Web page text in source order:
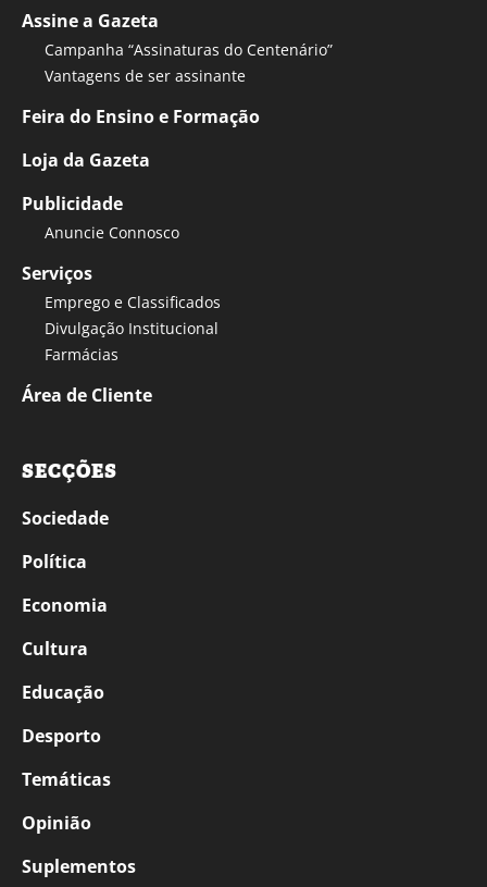
Assine a Gazeta
Campanha “Assinaturas do Centenário”
Vantagens de ser assinante
Feira do Ensino e Formação
Loja da Gazeta
Publicidade
Anuncie Connosco
Serviços
Emprego e Classificados
Divulgação Institucional
Farmácias
Área de Cliente
SECÇÕES
Sociedade
Política
Economia
Cultura
Educação
Desporto
Temáticas
Opinião
Suplementos